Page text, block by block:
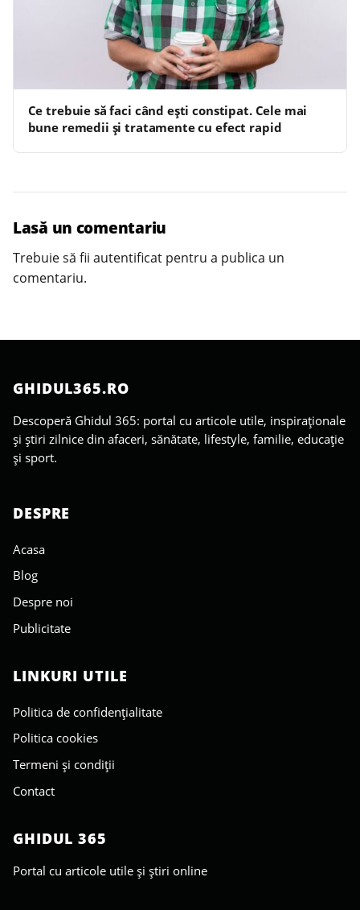
Ce trebuie să faci când ești constipat. Cele mai
bune remedii și tratamente cu efect rapid
Lasă un comentariu
Trebuie să fii autentificat pentru a publica un
comentariu.
GHIDUL365.RO
Descoperă Ghidul 365: portal cu articole utile, inspiraționale
și știri zilnice din afaceri, sănătate, lifestyle, familie, educație
și sport.
DESPRE
Acasa
Blog
Despre noi
Publicitate
LINKURI UTILE
Politica de confidențialitate
Politica cookies
Termeni și condiții
Contact
GHIDUL 365
Portal cu articole utile și știri online